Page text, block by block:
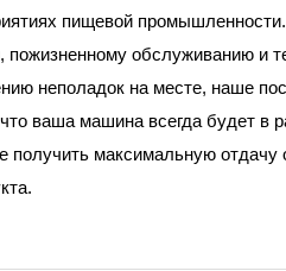
пищевой
пожизненному обслуживанию и
неполадок на месте, наше
ваша машина всегда будет в
получить максимальную отдачу